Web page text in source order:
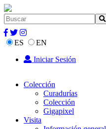
ES
EN
Iniciar Sesión
Colección
Curadurías
Colección
Gigapixel
Visita